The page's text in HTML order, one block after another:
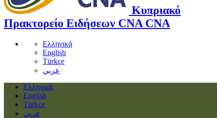
Κυπριακό
Πρακτορείο Ειδήσεων CNA CNA
Ελληνικά
English
Türkçe
عربي
Ελληνικά
English
Türkçe
عربي